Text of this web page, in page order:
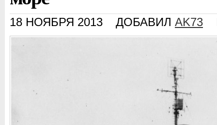
18 НОЯБРЯ 2013 ДОБАВИЛ AK73